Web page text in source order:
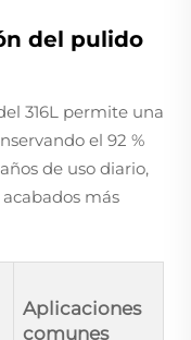
del pulido
316L permite una
el 92 %
de uso diario,
más
Aplicaciones
comunes